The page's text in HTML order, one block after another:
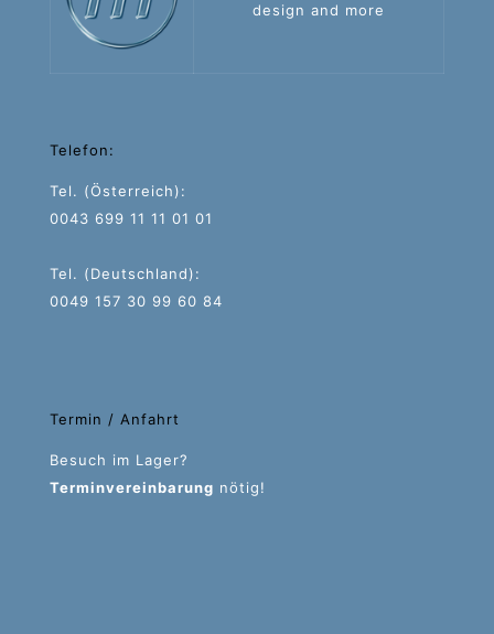
design and more
Telefon:
Tel. (Österreich):
0043 699 11 11 01 01
Tel. (Deutschland):
0049 157 30 99 60 84
Termin / Anfahrt
Besuch im Lager?
Terminvereinbarung nötig!